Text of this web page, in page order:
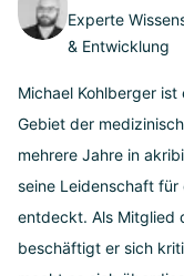
Experte
& Entwicklung
Michael Kohlberger
Gebiet der
mehrere Jahre in
seine Leidenschaft
entdeckt. Als Mitglied
beschäftigt er sich